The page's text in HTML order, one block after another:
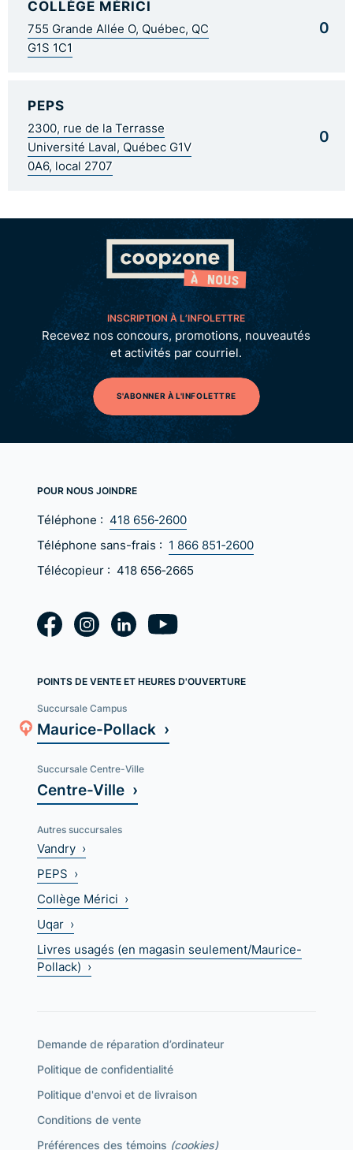
COLLÈGE MÉRICI
755 Grande Allée O, Québec, QC
G1S 1C1
0
PEPS
2300, rue de la Terrasse
Université Laval, Québec G1V
0A6, local 2707
0
INSCRIPTION À L’INFOLETTRE
Recevez nos concours, promotions, nouveautés
et activités par courriel.
S'ABONNER À L'INFOLETTRE
POUR NOUS JOINDRE
Téléphone : 418 656‑2600
Téléphone sans-frais : 1 866 851‑2600
Télécopieur : 418 656‑2665
POINTS DE VENTE ET HEURES D'OUVERTURE
Succursale Campus
Maurice-Pollack ›
Succursale Centre-Ville
Centre-Ville ›
Autres succursales
Vandry ›
PEPS ›
Collège Mérici ›
Uqar ›
Livres usagés (en magasin seulement/Maurice-
Pollack) ›
Demande de réparation d’ordinateur
Politique de confidentialité
Politique d'envoi et de livraison
Conditions de vente
Préférences des témoins (cookies)